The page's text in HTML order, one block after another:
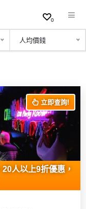
0
人均價錢
立即查詢!
人以上9折優惠，